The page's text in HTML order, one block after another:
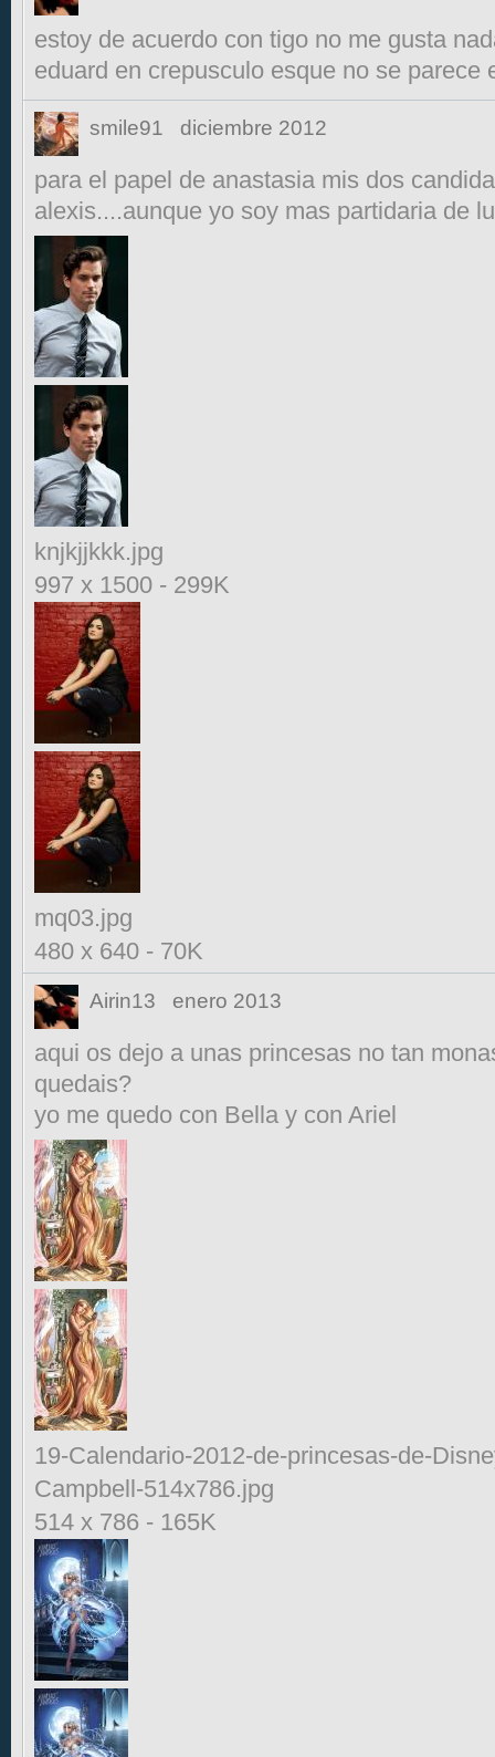
estoy de acuerdo con tigo no me gusta
eduard en crepusculo esque no se parece
smile91 diciembre 2012
para el papel de anastasia mis dos
alexis....aunque yo soy mas partidaria de
knjkjjkkk.jpg
997 x 1500 - 299K
mq03.jpg
480 x 640 - 70K
Airin13 enero 2013
aqui os dejo a unas princesas no tan
quedais?
yo me quedo con Bella y con Ariel
19-Calendario-2012-de-princesas-de-
Campbell-514x786.jpg
514 x 786 - 165K